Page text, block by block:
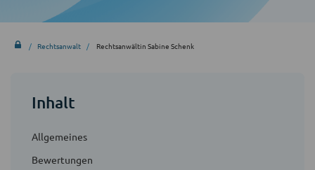
Rechtsanwalt Rechtsanwältin Sabine Schenk
Inhalt
Allgemeines
Bewertungen